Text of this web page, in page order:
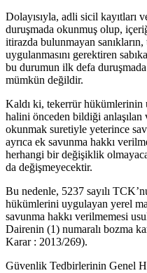
Dolayısıyla, adli sicil kayıtları
duruşmada okunmuş olup,
itirazda bulunmayan
uygulanmasını gerektiren
bu durumun ilk defa duruşmada
mümkün değildir.
Kaldı ki, tekerrür hükümlerinin
halini önceden bildiği anlaşılan
okunmak suretiyle yeterince
ayrıca ek savunma hakkı
herhangi bir değişiklik
da değişmeyecektir.
Bu nedenle, 5237 sayılı
hükümlerini uygulayan yerel
savunma hakkı verilmemesi
Dairenin (1) numaralı bozma
Karar : 2013/269).
Güvenlik Tedbirlerinin Genel